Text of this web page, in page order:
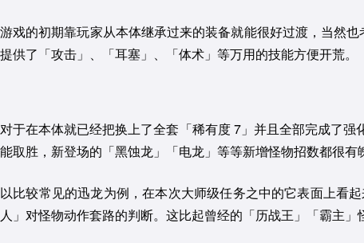
游戏的初期靠玩家从本体继承过来的装备就能很好过渡，当然
提供了「攻击」、「耳塞」、「体术」等万用的技能方便开荒。
对于在本体就已经把换上了全套「稀有度 7」并且全部完成了
能取胜，新登场的「黑蚀龙」「电龙」等等新增怪物招数都很
以比较常见的迅龙为例，在本次大师级任务之中的它表面上看
人」对怪物动作套路的判断。这比起曾经的「历战王」「霸主」